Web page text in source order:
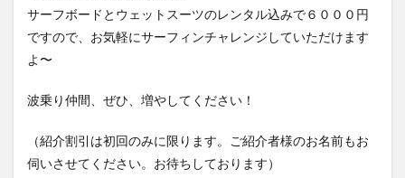
サーフボードとウェットスーツのレンタル込みで６０００円
ですので、お気軽にサーフィンチャレンジしていただけます
よ〜
波乗り仲間、ぜひ、増やしてください！
（紹介割引は初回のみに限ります。ご紹介者様のお名前もお
伺いさせてください。お待ちしております）